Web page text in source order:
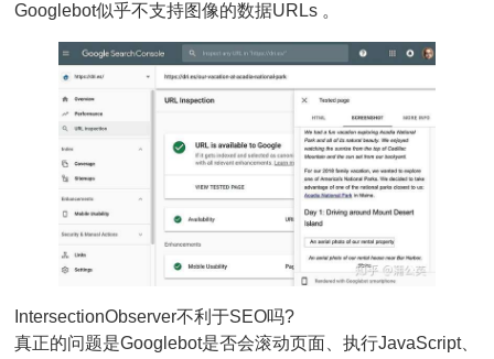
Googlebot似乎不支持图像的数据URLs 。
IntersectionObserver不利于SEO吗?
真正的问题是Googlebot是否会滚动页面、执行JavaScript、